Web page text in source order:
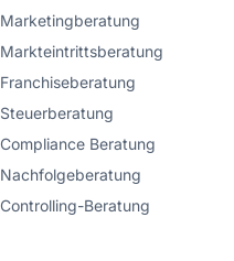
Marketingberatung
Markteintrittsberatung
Franchiseberatung
Steuerberatung
Compliance Beratung
Nachfolgeberatung
Controlling-Beratung